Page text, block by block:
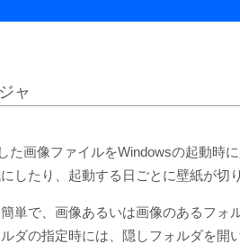
ャ
た画像ファイルをWindowsの起動時
したり、起動する日ごとに壁紙が切
単で、画像あるいは画像のあるフ
ダの指定時には、隠しフォルダを開